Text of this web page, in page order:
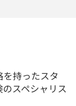
持ったスタ
スペシャリス